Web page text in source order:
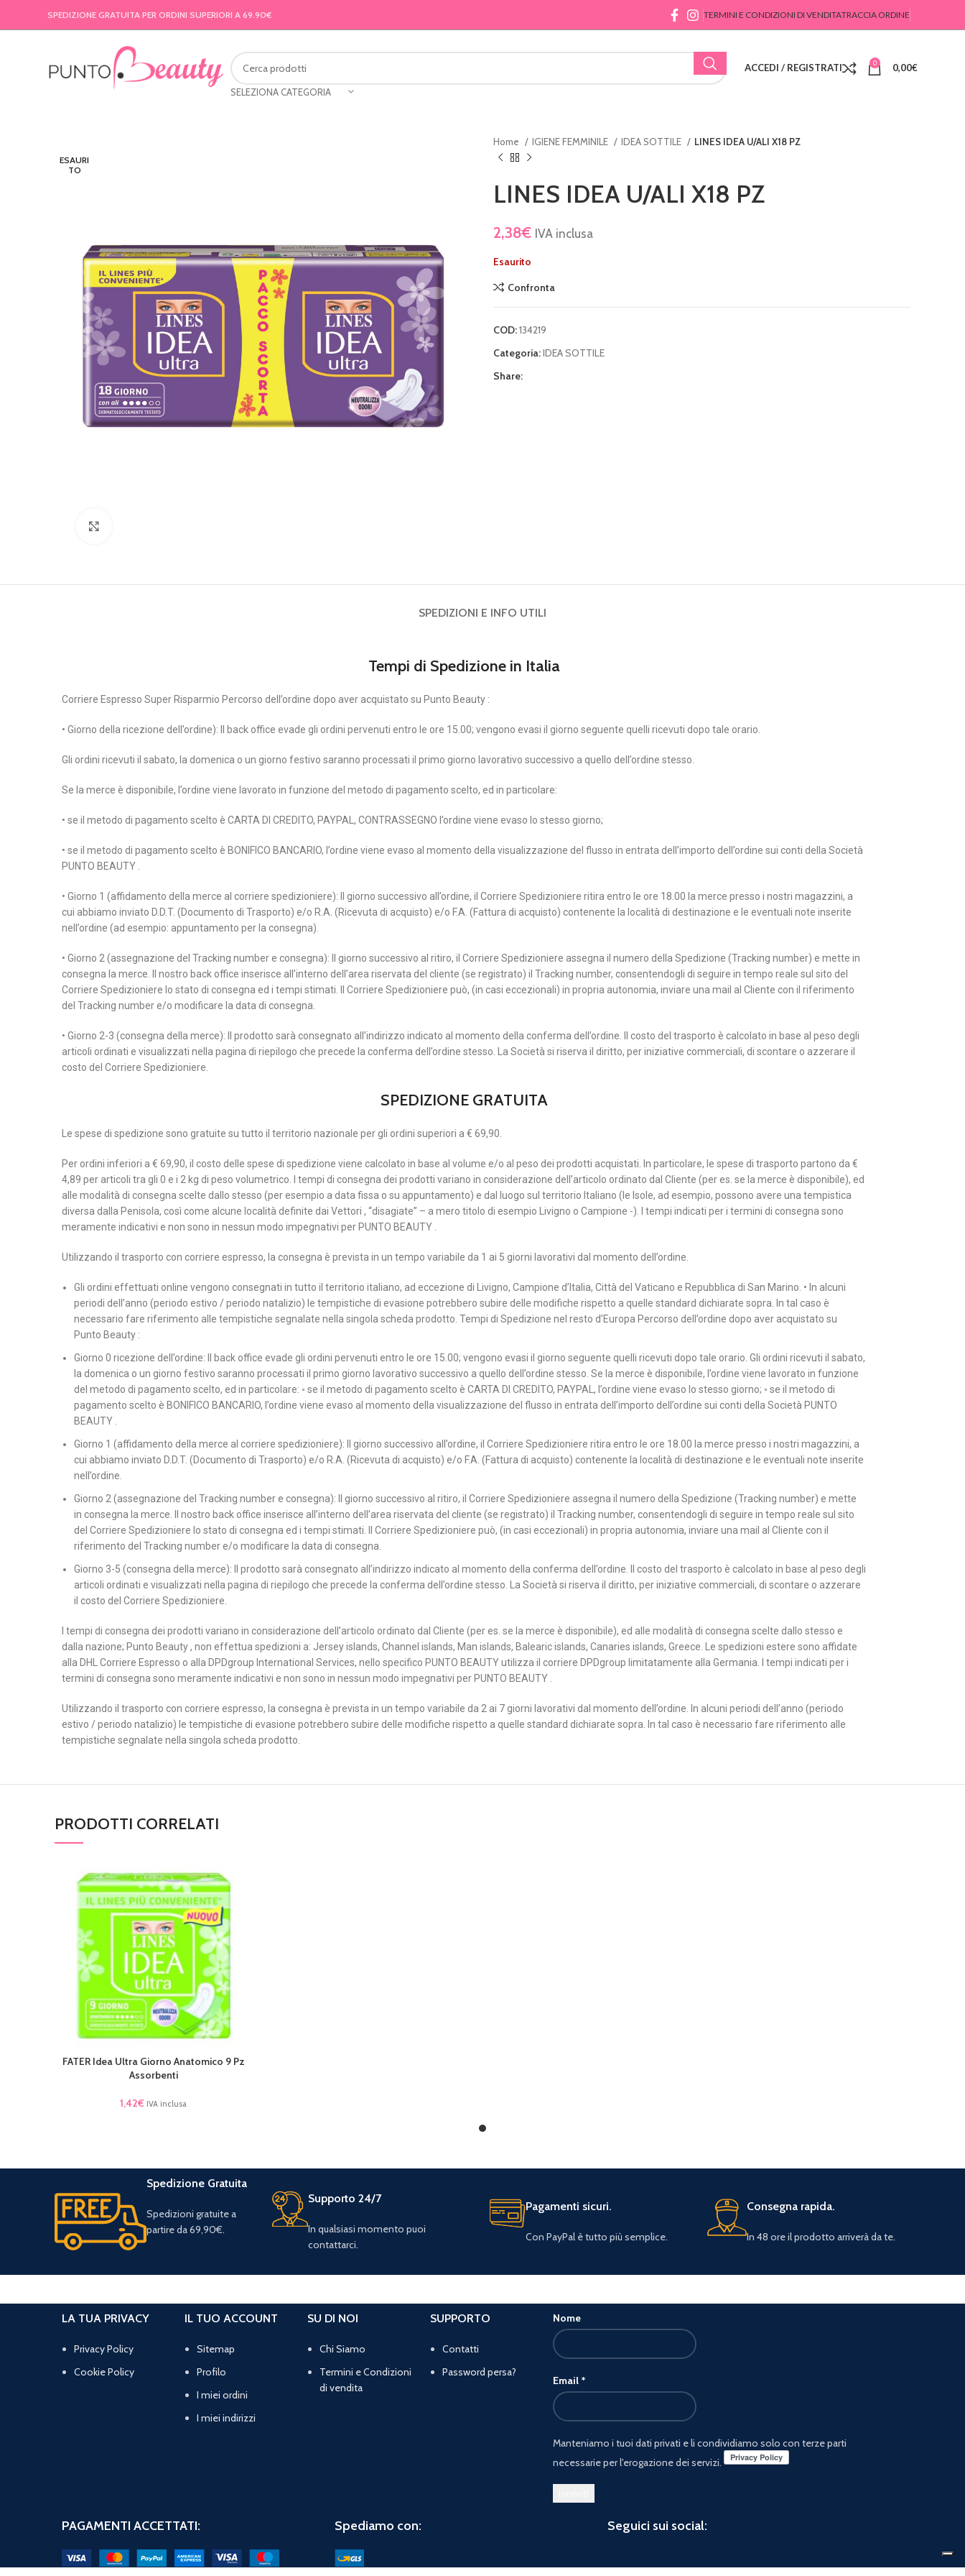
SPEDIZIONE GRATUITA PER ORDINI SUPERIORI A 69.90€ TERMINI E CONDIZIONI DI VENDITATRACCIA ORDINE
SELEZIONA CATEGORIA
ACCEDI / REGISTRATI 0 0,00€
ESAURI
TO
Home IGIENE FEMMINILE IDEA SOTTILE LINES IDEA U/ALI X18 PZ
LINES IDEA U/ALI X18 PZ
2,38€ IVA inclusa
Esaurito
Confronta
COD:134219
Categoria:IDEA SOTTILE
Share:
SPEDIZIONI E INFO UTILI
Tempi di Spedizione in Italia
Corriere Espresso Super Risparmio Percorso dell’ordine dopo aver acquistato su Punto Beauty :
• Giorno della ricezione dell’ordine): Il back office evade gli ordini pervenuti entro le ore 15.00; vengono evasi il giorno seguente quelli ricevuti dopo tale orario.
Gli ordini ricevuti il sabato, la domenica o un giorno festivo saranno processati il primo giorno lavorativo successivo a quello dell’ordine stesso.
Se la merce è disponibile, l’ordine viene lavorato in funzione del metodo di pagamento scelto, ed in particolare:
• se il metodo di pagamento scelto è CARTA DI CREDITO, PAYPAL, CONTRASSEGNO l’ordine viene evaso lo stesso giorno;
• se il metodo di pagamento scelto è BONIFICO BANCARIO, l’ordine viene evaso al momento della visualizzazione del flusso in entrata dell’importo dell’ordine sui conti della Società
PUNTO BEAUTY .
• Giorno 1 (affidamento della merce al corriere spedizioniere): Il giorno successivo all’ordine, il Corriere Spedizioniere ritira entro le ore 18.00 la merce presso i nostri magazzini, a
cui abbiamo inviato D.D.T. (Documento di Trasporto) e/o R.A. (Ricevuta di acquisto) e/o F.A. (Fattura di acquisto) contenente la località di destinazione e le eventuali note inserite
nell’ordine (ad esempio: appuntamento per la consegna).
• Giorno 2 (assegnazione del Tracking number e consegna): Il giorno successivo al ritiro, il Corriere Spedizioniere assegna il numero della Spedizione (Tracking number) e mette in
consegna la merce. Il nostro back office inserisce all’interno dell’area riservata del cliente (se registrato) il Tracking number, consentendogli di seguire in tempo reale sul sito del
Corriere Spedizioniere lo stato di consegna ed i tempi stimati. Il Corriere Spedizioniere può, (in casi eccezionali) in propria autonomia, inviare una mail al Cliente con il riferimento
del Tracking number e/o modificare la data di consegna.
• Giorno 2-3 (consegna della merce): Il prodotto sarà consegnato all’indirizzo indicato al momento della conferma dell’ordine. Il costo del trasporto è calcolato in base al peso degli
articoli ordinati e visualizzati nella pagina di riepilogo che precede la conferma dell’ordine stesso. La Società si riserva il diritto, per iniziative commerciali, di scontare o azzerare il
costo del Corriere Spedizioniere.
SPEDIZIONE GRATUITA
Le spese di spedizione sono gratuite su tutto il territorio nazionale per gli ordini superiori a € 69,90.
Per ordini inferiori a € 69,90, il costo delle spese di spedizione viene calcolato in base al volume e/o al peso dei prodotti acquistati. In particolare, le spese di trasporto partono da €
4,89 per articoli tra gli 0 e i 2 kg di peso volumetrico. I tempi di consegna dei prodotti variano in considerazione dell’articolo ordinato dal Cliente (per es. se la merce è disponibile), ed
alle modalità di consegna scelte dallo stesso (per esempio a data fissa o su appuntamento) e dal luogo sul territorio Italiano (le Isole, ad esempio, possono avere una tempistica
diversa dalla Penisola, così come alcune località definite dai Vettori , “disagiate” – a mero titolo di esempio Livigno o Campione -). I tempi indicati per i termini di consegna sono
meramente indicativi e non sono in nessun modo impegnativi per PUNTO BEAUTY .
Utilizzando il trasporto con corriere espresso, la consegna è prevista in un tempo variabile da 1 ai 5 giorni lavorativi dal momento dell’ordine.
Gli ordini effettuati online vengono consegnati in tutto il territorio italiano, ad eccezione di Livigno, Campione d’Italia, Città del Vaticano e Repubblica di San Marino. • In alcuni
periodi dell’anno (periodo estivo / periodo natalizio) le tempistiche di evasione potrebbero subire delle modifiche rispetto a quelle standard dichiarate sopra. In tal caso è
necessario fare riferimento alle tempistiche segnalate nella singola scheda prodotto. Tempi di Spedizione nel resto d’Europa Percorso dell’ordine dopo aver acquistato su
Punto Beauty :
Giorno 0 ricezione dell’ordine: Il back office evade gli ordini pervenuti entro le ore 15.00; vengono evasi il giorno seguente quelli ricevuti dopo tale orario. Gli ordini ricevuti il sabato,
la domenica o un giorno festivo saranno processati il primo giorno lavorativo successivo a quello dell’ordine stesso. Se la merce è disponibile, l’ordine viene lavorato in funzione
del metodo di pagamento scelto, ed in particolare: ◦ se il metodo di pagamento scelto è CARTA DI CREDITO, PAYPAL, l’ordine viene evaso lo stesso giorno; ◦ se il metodo di
pagamento scelto è BONIFICO BANCARIO, l’ordine viene evaso al momento della visualizzazione del flusso in entrata dell’importo dell’ordine sui conti della Società PUNTO
BEAUTY .
Giorno 1 (affidamento della merce al corriere spedizioniere): Il giorno successivo all’ordine, il Corriere Spedizioniere ritira entro le ore 18.00 la merce presso i nostri magazzini, a
cui abbiamo inviato D.D.T. (Documento di Trasporto) e/o R.A. (Ricevuta di acquisto) e/o F.A. (Fattura di acquisto) contenente la località di destinazione e le eventuali note inserite
nell’ordine.
Giorno 2 (assegnazione del Tracking number e consegna): Il giorno successivo al ritiro, il Corriere Spedizioniere assegna il numero della Spedizione (Tracking number) e mette
in consegna la merce. Il nostro back office inserisce all’interno dell’area riservata del cliente (se registrato) il Tracking number, consentendogli di seguire in tempo reale sul sito
del Corriere Spedizioniere lo stato di consegna ed i tempi stimati. Il Corriere Spedizioniere può, (in casi eccezionali) in propria autonomia, inviare una mail al Cliente con il
riferimento del Tracking number e/o modificare la data di consegna.
Giorno 3-5 (consegna della merce): Il prodotto sarà consegnato all’indirizzo indicato al momento della conferma dell’ordine. Il costo del trasporto è calcolato in base al peso degli
articoli ordinati e visualizzati nella pagina di riepilogo che precede la conferma dell’ordine stesso. La Società si riserva il diritto, per iniziative commerciali, di scontare o azzerare
il costo del Corriere Spedizioniere.
I tempi di consegna dei prodotti variano in considerazione dell’articolo ordinato dal Cliente (per es. se la merce è disponibile), ed alle modalità di consegna scelte dallo stesso e
dalla nazione; Punto Beauty , non effettua spedizioni a: Jersey islands, Channel islands, Man islands, Balearic islands, Canaries islands, Greece. Le spedizioni estere sono affidate
alla DHL Corriere Espresso o alla DPDgroup International Services, nello specifico PUNTO BEAUTY utilizza il corriere DPDgroup limitatamente alla Germania. I tempi indicati per i
termini di consegna sono meramente indicativi e non sono in nessun modo impegnativi per PUNTO BEAUTY .
Utilizzando il trasporto con corriere espresso, la consegna è prevista in un tempo variabile da 2 ai 7 giorni lavorativi dal momento dell’ordine. In alcuni periodi dell’anno (periodo
estivo / periodo natalizio) le tempistiche di evasione potrebbero subire delle modifiche rispetto a quelle standard dichiarate sopra. In tal caso è necessario fare riferimento alle
tempistiche segnalate nella singola scheda prodotto.
PRODOTTI CORRELATI
AGGIUNGI AL CARRELLO
FATER Idea Ultra Giorno Anatomico 9 Pz
Assorbenti
1,42€ IVA inclusa
Spedizione Gratuita
Spedizioni gratuite a
partire da 69,90€.
Supporto 24/7
In qualsiasi momento puoi
contattarci.
Pagamenti sicuri.
Con PayPal è tutto più semplice.
Consegna rapida.
In 48 ore il prodotto arriverà da te.
LA TUA PRIVACY
Privacy Policy
Cookie Policy
IL TUO ACCOUNT
Sitemap
Profilo
I miei ordini
I miei indirizzi
SU DI NOI
Chi Siamo
Termini e Condizioni
di vendita
SUPPORTO
Contatti
Password persa?
Nome
Email *
Manteniamo i tuoi dati privati e li condividiamo solo con terze parti
necessarie per l'erogazione dei servizi.
PAGAMENTI ACCETTATI: Spediamo con: Seguici sui social: